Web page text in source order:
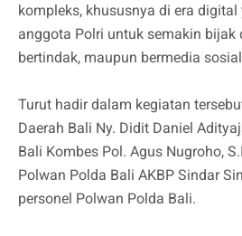
kompleks, khususnya di era
anggota Polri untuk semakin bijak
bertindak, maupun bermedia
Turut hadir dalam kegiatan
Daerah Bali Ny. Didit Daniel
Bali Kombes Pol. Agus Nugroho,
Polwan Polda Bali AKBP Sindar
personel Polwan Polda Bali.